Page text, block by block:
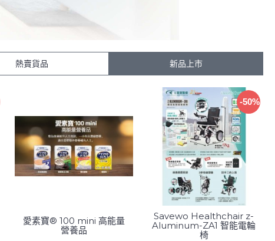
熱賣貨品 新品上市
愛素寶® 100 mini 高能量
營養品
-50%
Savewo Healthchair z-
Aluminum-ZA1 智能電輪
椅